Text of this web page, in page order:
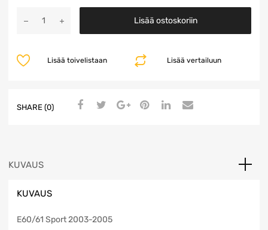
määrä
Lisää ostoskoriin
Lisää vertailuun
Lisää toivelistaan
SHARE (0)
KUVAUS
KUVAUS
E60/61 Sport 2003-2005